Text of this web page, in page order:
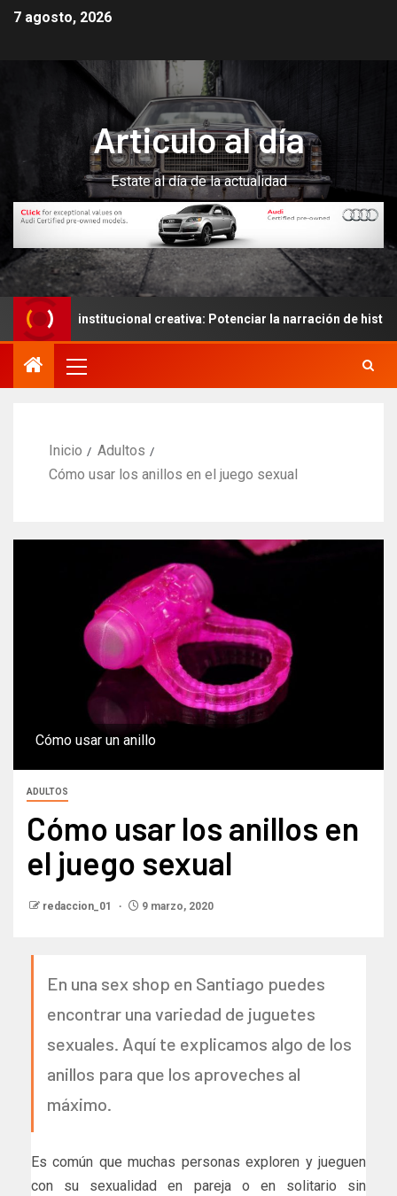
7 agosto, 2026
Articulo al día
Estate al día de la actualidad
institucional creativa: Potenciar la narración de historias
Inicio
Adultos
Cómo usar los anillos en el juego sexual
Cómo usar un anillo
ADULTOS
Cómo usar los anillos en
el juego sexual
redaccion_01 9 marzo, 2020
En una sex shop en Santiago puedes
encontrar una variedad de juguetes
sexuales. Aquí te explicamos algo de los
anillos para que los aproveches al
máximo.
Es común que muchas personas exploren y jueguen
con su sexualidad en pareja o en solitario sin